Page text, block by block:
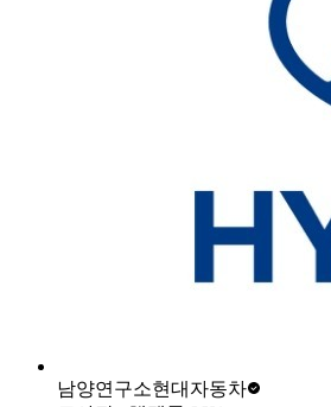
남양연구소현대자동차